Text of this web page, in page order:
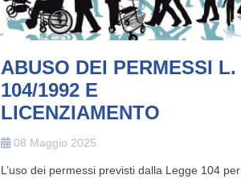
ABUSO DEI PERMESSI L.
104/1992 E
LICENZIAMENTO
08 Maggio 2025
L’uso dei permessi previsti dalla Legge 104 per